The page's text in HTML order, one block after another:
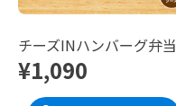
チーズINハンバーグ弁当
¥1,090